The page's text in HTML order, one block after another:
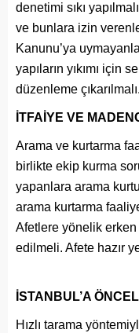
denetimi sıkı
ve bunlara izin
Kanunu’ya
yapıların yıkımı için
düzenleme çıkarılmalı.
İTFAİYE VE
Arama ve kurtarma
birlikte ekip kurma
yapanlara arama
arama kurtarma
Afetlere yönelik
edilmeli. Afete hazır
İSTANBUL’A
Hızlı tarama